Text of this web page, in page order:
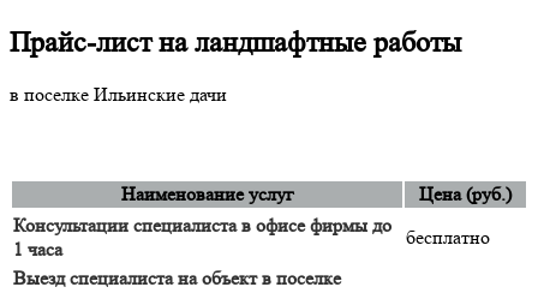
Прайс-лист на ландшафтные работы
в поселке Ильинские дачи
Наименование услуг
Цена (руб.)
Консультации специалиста в офисе фирмы до
1 часа
бесплатно
Выезд специалиста на объект в поселке